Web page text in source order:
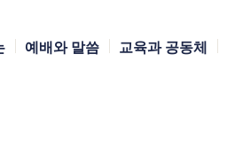
예배와 말씀 교육과 공동체